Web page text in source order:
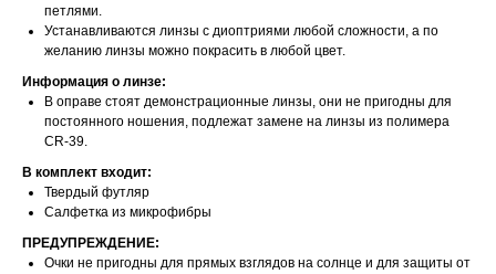
петлями.
Устанавливаются линзы с диоптриями любой сложности, а по
желанию линзы можно покрасить в любой цвет.
Информация о линзе:
В оправе стоят демонстрационные линзы, они не пригодны для
постоянного ношения, подлежат замене на линзы из полимера
CR-39.
В комплект входит:
Твердый футляр
Салфетка из микрофибры
ПРЕДУПРЕЖДЕНИЕ:
Очки не пригодны для прямых взглядов на солнце и для защиты от